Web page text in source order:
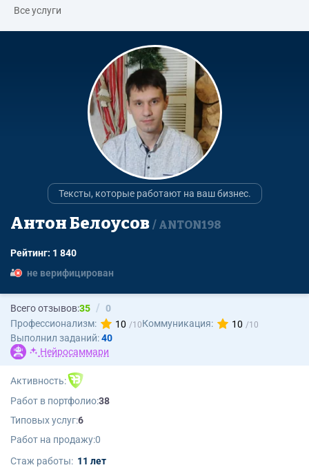
Все услуги
Тексты, которые работают на ваш бизнес.
Антон Белоусов ANTON198
Рейтинг: 1 840
не верифицирован
Всего отзывов:35
0
Профессионализм:
10 Коммуникация:
10
Выполнил заданий:40
Нейросаммари
Активность:
Работ в портфолио:38
Типовых услуг:6
Работ на продажу:0
Стаж работы: 11 лет